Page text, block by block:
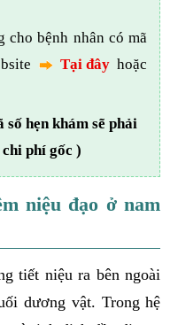
cho bệnh nhân có mã
Tại đâyhoặc
số hẹn khám sẽ phải
phí gốc )
niệu đạo ở nam
tiết niệu ra bên ngoài
dương vật. Trong hệ